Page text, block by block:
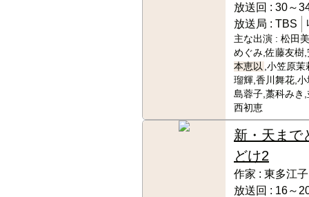
放送回 : 30～
放送局 : TBS
主な出演 : 松田
めぐみ,佐藤友樹
本恵以 ,小笠原
瑠輝,香川舞花,
島蓉子,藁科みき
西初恵
新・天まで
どけ2
作家 : 東多江子
放送回 : 16～